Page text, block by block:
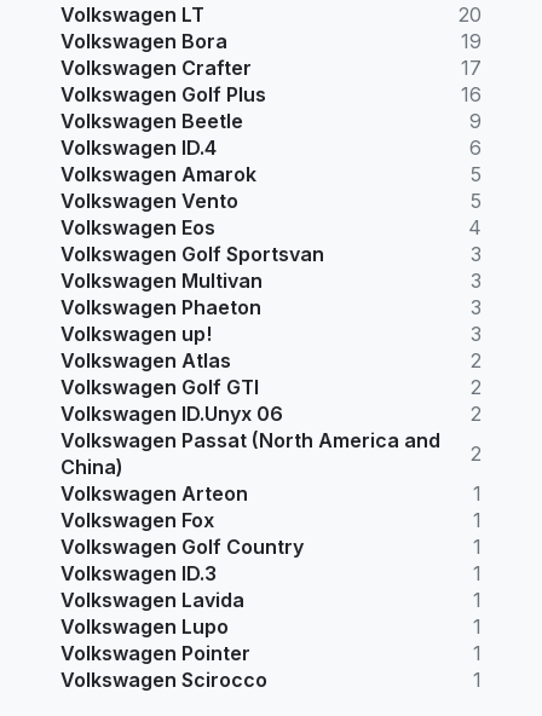
Volkswagen LT
20
Volkswagen Bora
19
Volkswagen Crafter
17
Volkswagen Golf Plus
16
Volkswagen Beetle
9
Volkswagen ID.4
6
Volkswagen Amarok
5
Volkswagen Vento
5
Volkswagen Eos
4
Volkswagen Golf Sportsvan
3
Volkswagen Multivan
3
Volkswagen Phaeton
3
Volkswagen up!
3
Volkswagen Atlas
2
Volkswagen Golf GTI
2
Volkswagen ID.Unyx 06
2
Volkswagen Passat (North America and
China)
2
Volkswagen Arteon
1
Volkswagen Fox
1
Volkswagen Golf Country
1
Volkswagen ID.3
1
Volkswagen Lavida
1
Volkswagen Lupo
1
Volkswagen Pointer
1
Volkswagen Scirocco
1